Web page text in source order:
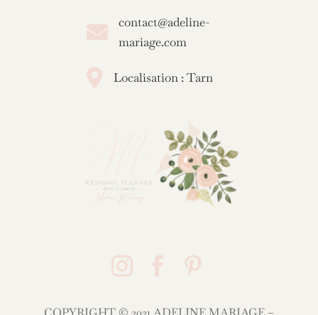

contact@adeline-
mariage.com
 Localisation : Tarn
  